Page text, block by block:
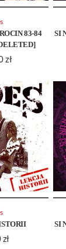
83-84
zł
SI
zł
SI